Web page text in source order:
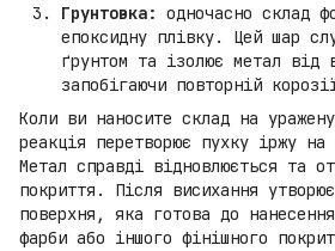
Грунтовка: одночасно склад
епоксидну плівку. Цей шар
ґрунтом та ізолює метал від
запобігаючи повторній
Коли ви наносите склад на
реакція перетворює пухку іржу
Метал справді відновлюється та
покриття. Після висихання
поверхня, яка готова до
фарби або іншого фінішного